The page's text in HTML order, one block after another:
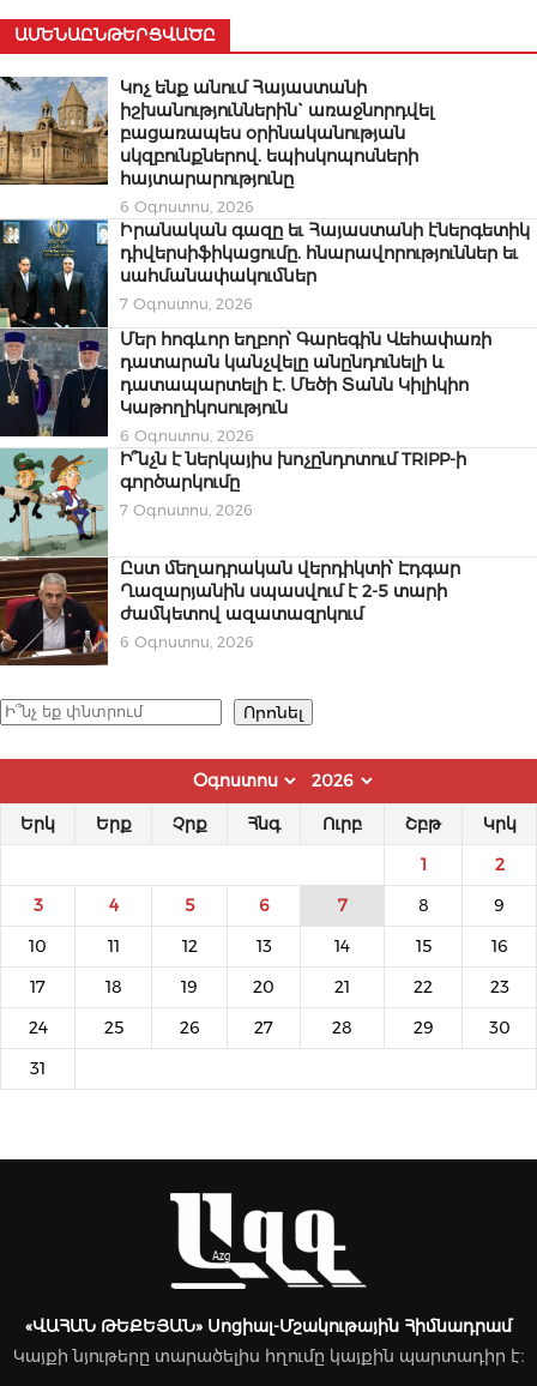
ԱՄԵՆԱԸՆԹԵՐՑՎԱԾԸ
Կոչ ենք անում Հայաստանի
իշխանություններին` առաջնորդվել
բացառապես օրինականության
սկզբունքներով. եպիսկոպոսների
հայտարարությունը
6 Օգոստոս, 2026
Իրանական գազը եւ Հայաստանի էներգետիկ
դիվերսիֆիկացումը. հնարավորություններ եւ
սահմանափակումներ
7 Օգոստոս, 2026
Մեր հոգևոր եղբոր՝ Գարեգին Վեհափառի
դատարան կանչվելը անընդունելի և
դատապարտելի է. Մեծի Տանն Կիլիկիո
Կաթողիկոսություն
6 Օգոստոս, 2026
Ի՞նչն է ներկայիս խոչընդոտում TRIPP-ի
գործարկումը
7 Օգոստոս, 2026
Ըստ մեղադրական վերդիկտի՝ Էդգար
Ղազարյանին սպասվում է 2-5 տարի
ժամկետով ազատազրկում
6 Օգոստոս, 2026
Որոնել Որոնել
Երկ Երք Չրք Հնգ Ուրբ Շբթ Կրկ
1 2
3 4 5 6 7 8 9
10 11 12 13 14 15 16
17 18 19 20 21 22 23
24 25 26 27 28 29 30
31
«ՎԱՀԱՆ ԹԵՔԵՅԱՆ» Սոցիալ-Մշակութային Հիմնադրամ
Կայքի նյութերը տարածելիս հղումը կայքին պարտադիր է։